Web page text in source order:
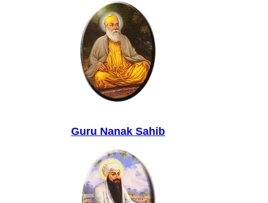
Guru Nanak Sahib